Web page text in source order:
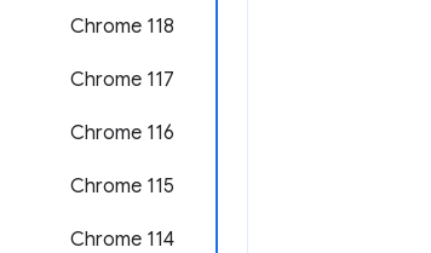
‫Chrome 118
‫Chrome 117
Chrome 116
Chrome 115
‫Chrome 114